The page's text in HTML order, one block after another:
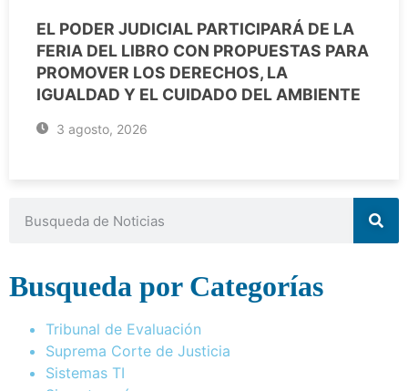
EL PODER JUDICIAL PARTICIPARÁ DE LA
FERIA DEL LIBRO CON PROPUESTAS PARA
PROMOVER LOS DERECHOS, LA
IGUALDAD Y EL CUIDADO DEL AMBIENTE
3 agosto, 2026
Busqueda por Categorías
Tribunal de Evaluación
Suprema Corte de Justicia
Sistemas TI